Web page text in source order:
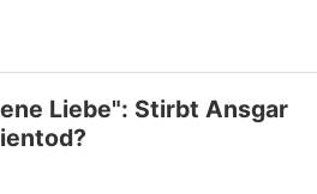
Liebe": Stirbt Ansgar